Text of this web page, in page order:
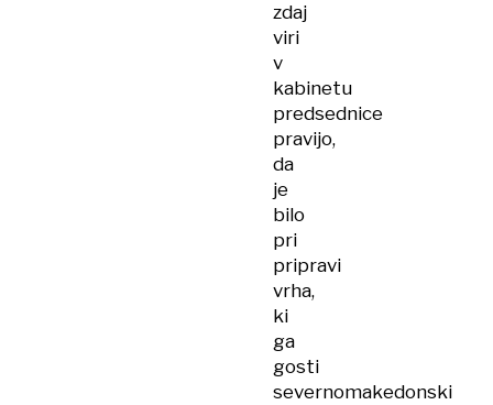
zdaj
viri
v
kabinetu
predsednice
pravijo,
da
je
bilo
pri
pripravi
vrha,
ki
ga
gosti
severnomakedonski